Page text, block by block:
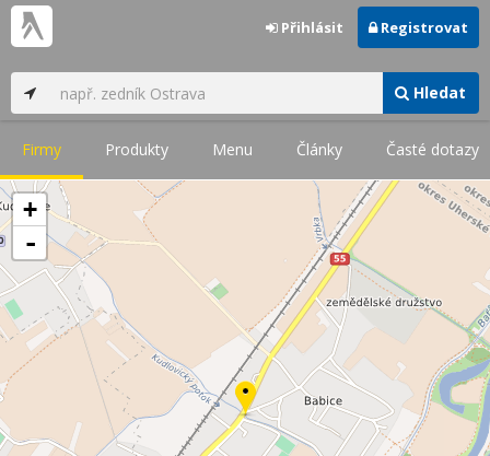
Hledat
Přihlásit Registrovat
Firmy Produkty Menu Články Časté dotazy
+
-